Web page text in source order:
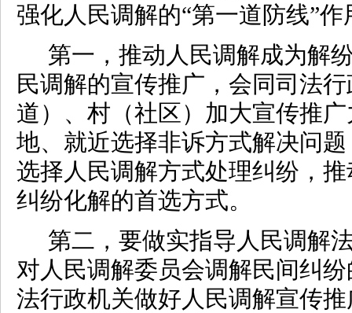
强化人民调解的“第一道防线”作
第一，推动人民调解成为解
民调解的宣传推广，会同司法
道）、村（社区）加大宣传推
地、就近选择非诉方式解决问
选择人民调解方式处理纠纷，
纠纷化解的首选方式。
第二，要做实指导人民调解
对人民调解委员会调解民间纠
法行政机关做好人民调解宣传